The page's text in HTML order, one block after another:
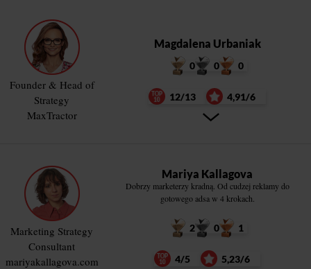
Founder & Head of
Strategy
MaxTractor
Magdalena Urbaniak
0 0 0
12/13 4,91/6
Marketing Strategy
Consultant
mariyakallagova.com
Mariya Kallagova
Dobrzy marketerzy kradną. Od cudzej reklamy do
gotowego adsa w 4 krokach.
2 0 1
4/5 5,23/6